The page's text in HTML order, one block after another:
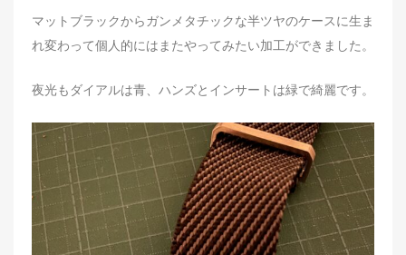
マットブラックからガンメタチックな半ツヤのケースに生ま
れ変わって個人的にはまたやってみたい加工ができました。
夜光もダイアルは青、ハンズとインサートは緑で綺麗です。